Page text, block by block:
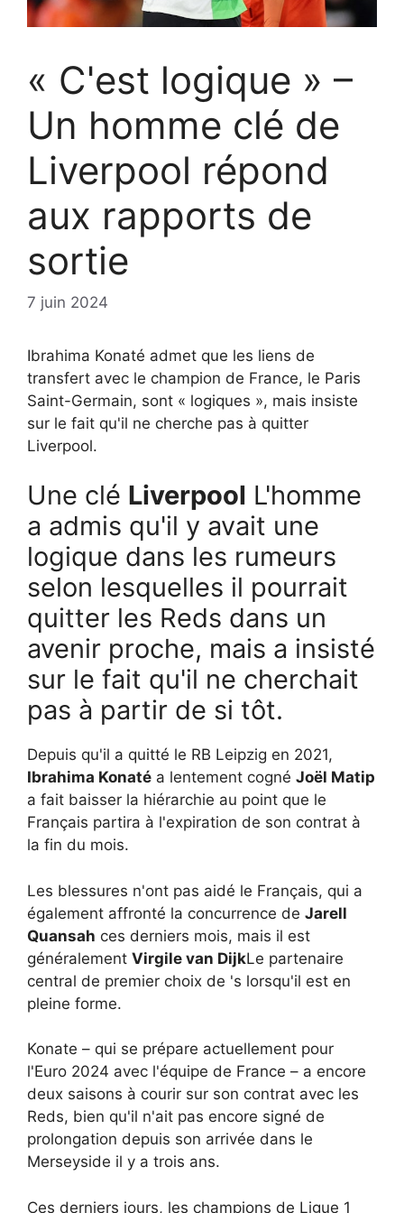
« C'est logique » –
Un homme clé de
Liverpool répond
aux rapports de
sortie
7 juin 2024
Ibrahima Konaté admet que les liens de
transfert avec le champion de France, le Paris
Saint-Germain, sont « logiques », mais insiste
sur le fait qu'il ne cherche pas à quitter
Liverpool.
Une clé Liverpool L'homme
a admis qu'il y avait une
logique dans les rumeurs
selon lesquelles il pourrait
quitter les Reds dans un
avenir proche, mais a insisté
sur le fait qu'il ne cherchait
pas à partir de si tôt.
Depuis qu'il a quitté le RB Leipzig en 2021,
Ibrahima Konaté a lentement cogné Joël Matip
a fait baisser la hiérarchie au point que le
Français partira à l'expiration de son contrat à
la fin du mois.
Les blessures n'ont pas aidé le Français, qui a
également affronté la concurrence de Jarell
Quansah ces derniers mois, mais il est
généralement Virgile van DijkLe partenaire
central de premier choix de 's lorsqu'il est en
pleine forme.
Konate – qui se prépare actuellement pour
l'Euro 2024 avec l'équipe de France – a encore
deux saisons à courir sur son contrat avec les
Reds, bien qu'il n'ait pas encore signé de
prolongation depuis son arrivée dans le
Merseyside il y a trois ans.
Ces derniers jours, les champions de Ligue 1